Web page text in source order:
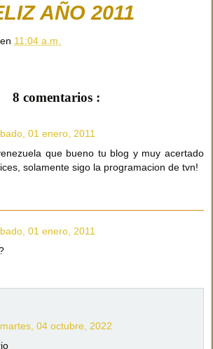
AÑO 2011
en 11:04 a.m.
8 comentarios :
01 enero, 2011
que bueno tu blog y muy acertado
solamente sigo la programacion de tvn!
01 enero, 2011
martes, 04 octubre, 2022